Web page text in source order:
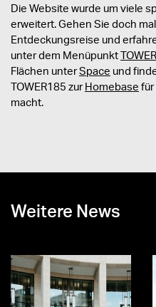
Die Website wurde um viele
erweitert. Gehen Sie doch
Entdeckungsreise und
unter dem Menüpunkt
Flächen unterSpace und
TOWER185 zurHomebase
macht.
Weitere News